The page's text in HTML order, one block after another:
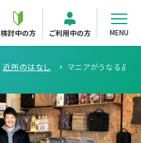
検討中の方 ご利用中の方 MENU
近所のはなし マニアがうなる品揃